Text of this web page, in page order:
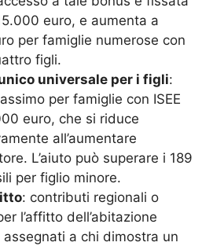
euro, e aumenta a
per famiglie numerose con
figli.
universale per i figli:
per famiglie con ISEE
euro, che si riduce
all’aumentare
L’aiuto può superare i 189
per figlio minore.
: contributi regionali o
l’affitto dell’abitazione
assegnati a chi dimostra un